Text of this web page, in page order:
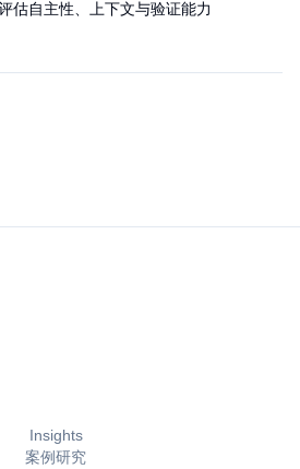
估自主性、上下文与验证能力
Insights
案例研究